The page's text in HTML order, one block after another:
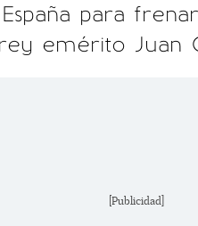
para
emérito Juan
[Publicidad]